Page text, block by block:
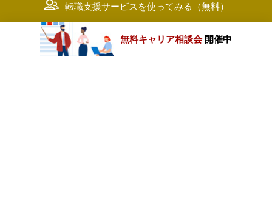
転職支援サービスを使ってみる（無料）
無料キャリア相談会 開催中